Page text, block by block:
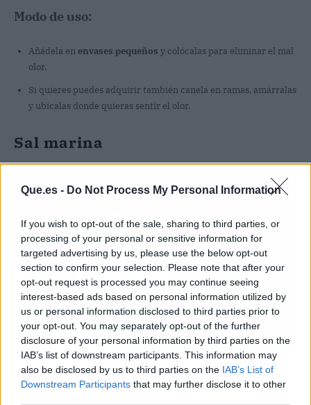
Que.es - Do Not Process My Personal Information
If you wish to opt-out of the sale, sharing to third parties, or
processing of your personal or sensitive information for
targeted advertising by us, please use the below opt-out
section to confirm your selection. Please note that after your
opt-out request is processed you may continue seeing
interest-based ads based on personal information utilized by
us or personal information disclosed to third parties prior to
your opt-out. You may separately opt-out of the further
disclosure of your personal information by third parties on the
IAB’s list of downstream participants. This information may
also be disclosed by us to third parties on the IAB’s List of
Downstream Participants that may further disclose it to other
Modo de uso:
Añádela en envases pequeños y colócalas para eliminar el mal
olor.
Si quieres puedes adquirir también canela en ramas, amárralas
y ubícalas donde quieras sentir el olor.
Sal marina
La sal marina es muy absorbente gracias a esto,
es muy eficaz para eliminar la humedad,